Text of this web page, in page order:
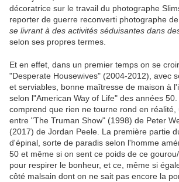
décoratrice sur le travail du photographe
reporter de guerre reconverti photographe de
se livrant à des activités séduisantes dans
selon ses propres termes.
Et en effet, dans un premier temps on se
"Desperate Housewives" (2004-2012), avec
et serviables, bonne maîtresse de maison à
selon l"American Way of Life" des années
comprend que rien ne tourne rond en
entre "The Truman Show" (1998) de Peter
(2017) de Jordan Peele. La première partie
d'épinal, sorte de paradis selon l'homme
50 et même si on sent ce poids de ce
pour respirer le bonheur, et ce, même si
côté malsain dont on ne sait pas encore la